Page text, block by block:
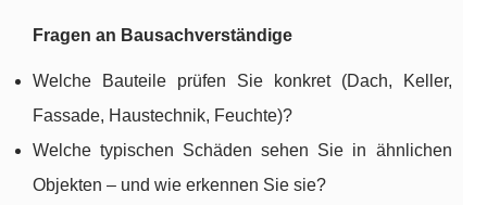
Fragen an Bausachverständige
Welche Bauteile prüfen Sie konkret (Dach, Keller,
Fassade, Haustechnik, Feuchte)?
Welche typischen Schäden sehen Sie in ähnlichen
Objekten – und wie erkennen Sie sie?